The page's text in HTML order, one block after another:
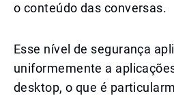
o conteúdo das conversas.
Esse nível de segurança
uniformemente a
desktop, o que é